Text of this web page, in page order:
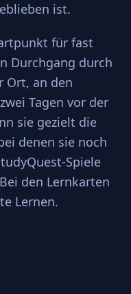
ist.
für fast
Durchgang durch
Ort, an den
Tagen vor der
sie gezielt die
denen sie noch
Spiele
den Lernkarten
Lernen.